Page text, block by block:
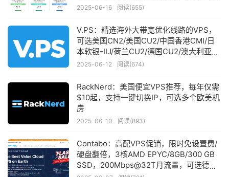
流量，月付$1.68起
2025-06-16 阅读(655)
V.PS：精选海外大带宽优化线路的VPS，
可选美国CN2/美国CU2/中国香港CMI/日
本软银-IIJ/荷兰CU2/德国CU2/澳大利亚
CU2，月费低至€6.95起
2025-06-12 阅读(674)
RackNerd：美国便宜VPS推荐，每年仅需
$10起，支持一键切换IP，可选多个欧美机
房
2025-06-10 阅读(893)
Contabo：高配VPS促销，限时免设置费/
硬盘翻倍，3核AMD EPYC/8GB/300 GB
SSD，200Mbps@32T月流量，可选德国/